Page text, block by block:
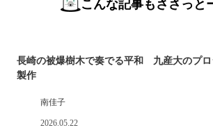
こんな記事もささっと
長崎の被爆樹木で奏でる平和 九産大のプロ
製作
南佳子
2026.05.22